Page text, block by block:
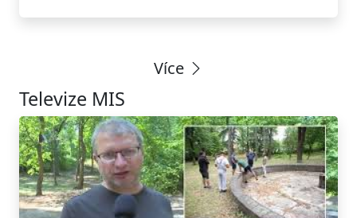
Více
Televize MIS